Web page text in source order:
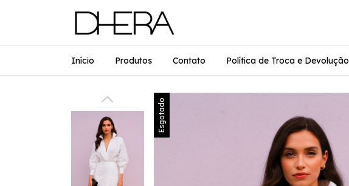
Início Produtos Contato Política de Troca e Devolução
Esgotado